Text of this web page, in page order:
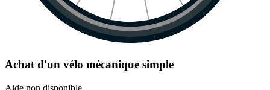
Achat d'un vélo mécanique simple
Aide non disponible